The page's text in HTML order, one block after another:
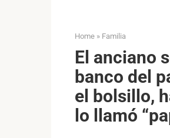
Home » Familia
El anciano
banco del
el bolsillo,
lo llamó